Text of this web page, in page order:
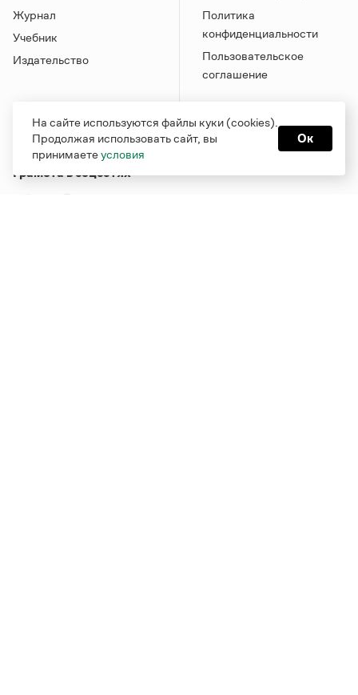
Журнал
Учебник
Издательство
Политика
конфиденциальности
Пользовательское
соглашение
Грамота в соцсетях
На сайте используются файлы куки (cookies).
Продолжая использовать сайт, вы
принимаетеусловия
Ок